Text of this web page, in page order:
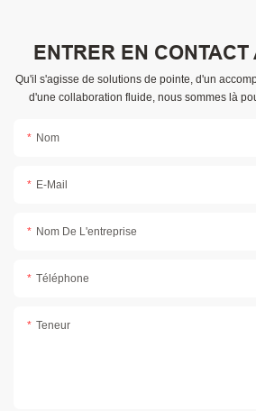
ENTRER EN CONTACT
Qu'il s'agisse de solutions de pointe, d'un
d'une collaboration fluide, nous sommes là
Nom
E-Mail
Nom De L'entreprise
Téléphone
Teneur